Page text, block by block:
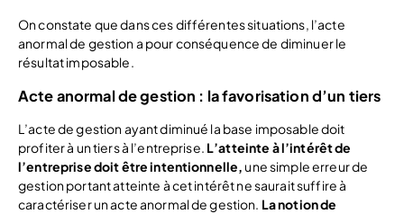
On constate que dans ces différentes situations, l’acte
anormal de gestion a pour conséquence de diminuer le
résultat imposable.
Acte anormal de gestion : la favorisation d’un tiers
L’acte de gestion ayant diminué la base imposable doit
profiter à un tiers à l’entreprise. L’atteinte à l’intérêt de
l’entreprise doit être intentionnelle, une simple erreur de
gestion portant atteinte à cet intérêt ne saurait suffire à
caractériser un acte anormal de gestion. La notion de